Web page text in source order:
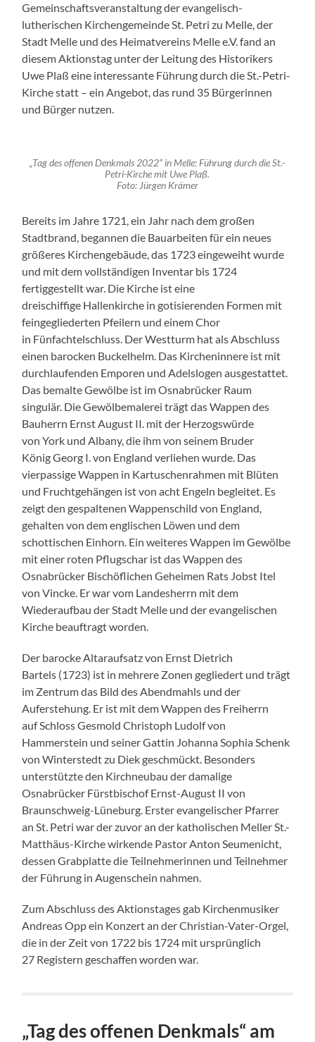
Gemeinschaftsveranstaltung der evangelisch-
lutherischen Kirchengemeinde St. Petri zu Melle, der
Stadt Melle und des Heimatvereins Melle e.V. fand an
diesem Aktionstag unter der Leitung des Historikers
Uwe Plaß eine interessante Führung durch die St.-Petri-
Kirche statt – ein Angebot, das rund 35 Bürgerinnen
und Bürger nutzen.
„Tag des offenen Denkmals 2022“ in Melle: Führung durch die St.-
Petri-Kirche mit Uwe Plaß.
Foto: Jürgen Krämer
Bereits im Jahre 1721, ein Jahr nach dem großen
Stadtbrand, begannen die Bauarbeiten für ein neues
größeres Kirchengebäude, das 1723 eingeweiht wurde
und mit dem vollständigen Inventar bis 1724
fertiggestellt war. Die Kirche ist eine
dreischiffige Hallenkirche in gotisierenden Formen mit
feingegliederten Pfeilern und einem Chor
in Fünfachtelschluss. Der Westturm hat als Abschluss
einen barocken Buckelhelm. Das Kircheninnere ist mit
durchlaufenden Emporen und Adelslogen ausgestattet.
Das bemalte Gewölbe ist im Osnabrücker Raum
singulär. Die Gewölbemalerei trägt das Wappen des
Bauherrn Ernst August II. mit der Herzogswürde
von York und Albany, die ihm von seinem Bruder
König Georg I. von England verliehen wurde. Das
vierpassige Wappen in Kartuschenrahmen mit Blüten
und Fruchtgehängen ist von acht Engeln begleitet. Es
zeigt den gespaltenen Wappenschild von England,
gehalten von dem englischen Löwen und dem
schottischen Einhorn. Ein weiteres Wappen im Gewölbe
mit einer roten Pflugschar ist das Wappen des
Osnabrücker Bischöflichen Geheimen Rats Jobst Itel
von Vincke. Er war vom Landesherrn mit dem
Wiederaufbau der Stadt Melle und der evangelischen
Kirche beauftragt worden.
Der barocke Altaraufsatz von Ernst Dietrich
Bartels (1723) ist in mehrere Zonen gegliedert und trägt
im Zentrum das Bild des Abendmahls und der
Auferstehung. Er ist mit dem Wappen des Freiherrn
auf Schloss Gesmold Christoph Ludolf von
Hammerstein und seiner Gattin Johanna Sophia Schenk
von Winterstedt zu Diek geschmückt. Besonders
unterstützte den Kirchneubau der damalige
Osnabrücker Fürstbischof Ernst-August II von
Braunschweig-Lüneburg. Erster evangelischer Pfarrer
an St. Petri war der zuvor an der katholischen Meller St.-
Matthäus-Kirche wirkende Pastor Anton Seumenicht,
dessen Grabplatte die Teilnehmerinnen und Teilnehmer
der Führung in Augenschein nahmen.
Zum Abschluss des Aktionstages gab Kirchenmusiker
Andreas Opp ein Konzert an der Christian-Vater-Orgel,
die in der Zeit von 1722 bis 1724 mit ursprünglich
27 Registern geschaffen worden war.
„Tag des offenen Denkmals“ am